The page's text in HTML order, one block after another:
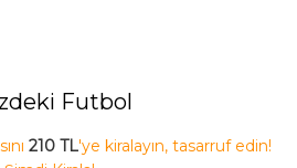
Futbol
210 TL'ye kiralayın, tasarruf edin!